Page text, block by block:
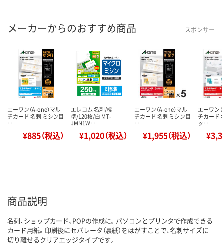
メーカーからのおすすめ商品 スポンサー
エーワン（A-one）マル
チカード 名刺 ミシン目
…
¥885（税込）
エレコム 名刺/標
準/120枚/白 MT-
JMN1W…
¥1,020（税込）
エーワン（A-one）マル
チカード 名刺 ミシン目
…
¥1,955（税込）
エーワン
チカード
ッ…
商品説明
名刺、ショップカード、POPの作成に。パソコンとプリンタで作成できる
カード用紙。印刷後にセパレータ（裏紙）をはがすことで、名刺サイズに
切り離せるクリアエッジタイプです。